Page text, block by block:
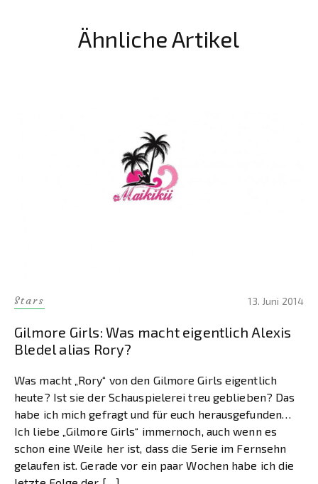
Ähnliche Artikel
Stars 13. Juni 2014
Gilmore Girls: Was macht eigentlich Alexis
Bledel alias Rory?
Was macht „Rory“ von den Gilmore Girls eigentlich
heute? Ist sie der Schauspielerei treu geblieben? Das
habe ich mich gefragt und für euch herausgefunden…
Ich liebe „Gilmore Girls“ immernoch, auch wenn es
schon eine Weile her ist, dass die Serie im Fernsehn
gelaufen ist. Gerade vor ein paar Wochen habe ich die